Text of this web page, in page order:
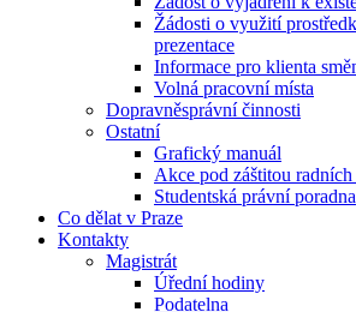
Žádosti o využití
prezentace
Informace pro klienta
Volná pracovní místa
Dopravněsprávní činnosti
Ostatní
Grafický manuál
Akce pod záštitou
Studentská právní poradna
Co dělat v Praze
Kontakty
Magistrát
Úřední hodiny
Podatelna